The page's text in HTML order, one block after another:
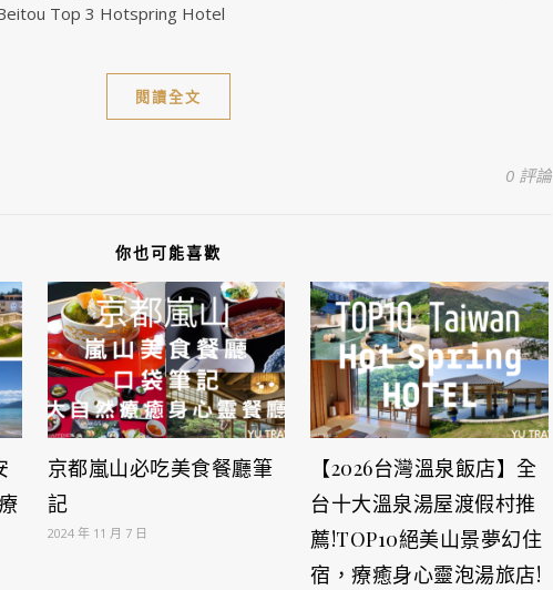
Top 3 Hotspring Hotel
閱讀全文
0 評論
你也可能喜歡
京都嵐山必吃美食餐廳筆
記
2024 年 11 月 7 日
【2026台灣溫泉飯店】全
台十大溫泉湯屋渡假村推
薦!TOP10絕美山景夢幻住
宿，療癒身心靈泡湯旅店!